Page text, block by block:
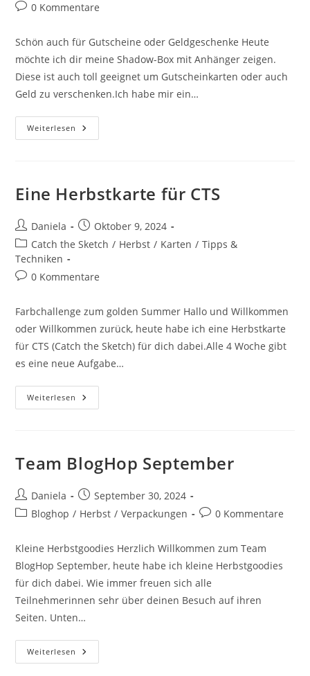
0 Kommentare
Schön auch für Gutscheine oder Geldgeschenke Heute
möchte ich dir meine Shadow-Box mit Anhänger zeigen.
Diese ist auch toll geeignet um Gutscheinkarten oder auch
Geld zu verschenken.Ich habe mir ein…
Weiterlesen
Eine Herbstkarte für CTS
Daniela
Oktober 9, 2024
Catch the Sketch / Herbst / Karten / Tipps &
Techniken
0 Kommentare
Farbchallenge zum golden Summer Hallo und Willkommen
oder Willkommen zurück, heute habe ich eine Herbstkarte
für CTS (Catch the Sketch) für dich dabei.Alle 4 Woche gibt
es eine neue Aufgabe…
Weiterlesen
Team BlogHop September
Daniela
September 30, 2024
Bloghop / Herbst / Verpackungen 0 Kommentare
Kleine Herbstgoodies Herzlich Willkommen zum Team
BlogHop September, heute habe ich kleine Herbstgoodies
für dich dabei. Wie immer freuen sich alle
Teilnehmerinnen sehr über deinen Besuch auf ihren
Seiten. Unten…
Weiterlesen